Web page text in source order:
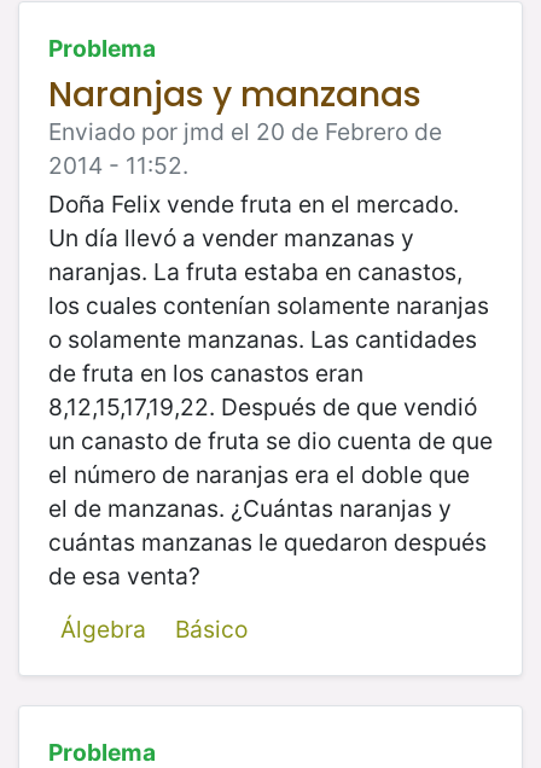
Problema
Naranjas y manzanas
Enviado por jmd el 20 de Febrero de
2014 - 11:52.
Doña Felix vende fruta en el mercado.
Un día llevó a vender manzanas y
naranjas. La fruta estaba en canastos,
los cuales contenían solamente naranjas
o solamente manzanas. Las cantidades
de fruta en los canastos eran
8,12,15,17,19,22. Después de que vendió
un canasto de fruta se dio cuenta de que
el número de naranjas era el doble que
el de manzanas. ¿Cuántas naranjas y
cuántas manzanas le quedaron después
de esa venta?
Álgebra
Básico
Problema